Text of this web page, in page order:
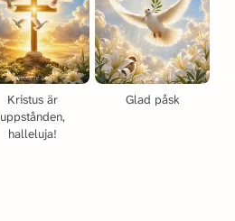
Kristus är
uppstånden,
halleluja!
Glad påsk